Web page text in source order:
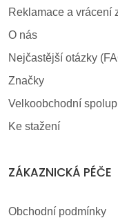
Reklamace a vrácení
O nás
Nejčastější otázky
Značky
Velkoobchodní
Ke stažení
ZÁKAZNICKÁ PÉČE
Obchodní podmínky